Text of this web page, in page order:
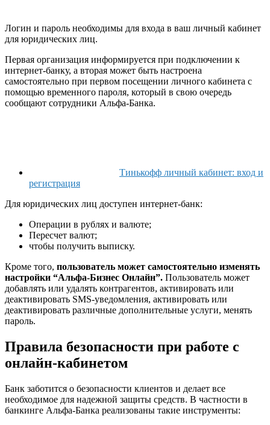
Логин и пароль необходимы для входа в ваш личный кабинет
для юридических лиц.
Первая организация информируется при подключении к
интернет-банку, а вторая может быть настроена
самостоятельно при первом посещении личного кабинета с
помощью временного пароля, который в свою очередь
сообщают сотрудники Альфа-Банка.
Тинькофф личный кабинет: вход и
регистрация
Для юридических лиц доступен интернет-банк:
Операции в рублях и валюте;
Пересчет валют;
чтобы получить выписку.
Кроме того, пользователь может самостоятельно изменять
настройки “Альфа-Бизнес Онлайн”. Пользователь может
добавлять или удалять контрагентов, активировать или
деактивировать SMS-уведомления, активировать или
деактивировать различные дополнительные услуги, менять
пароль.
Правила безопасности при работе с
онлайн-кабинетом
Банк заботится о безопасности клиентов и делает все
необходимое для надежной защиты средств. В частности в
банкинге Альфа-Банка реализованы такие инструменты: